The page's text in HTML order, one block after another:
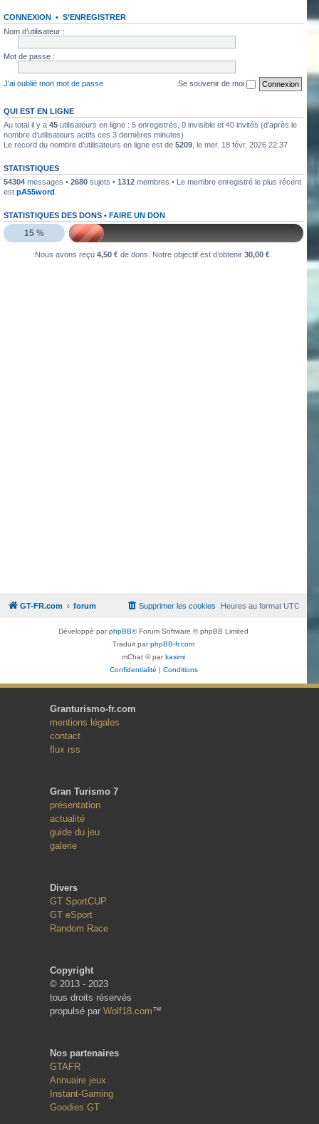
labbethoven• 22 mars 2024, 16:12
Salut Jero, merci de ta réponse je vais faire ça
Bethoven tu peux te présenter et créer un topic pour ton sujet, il se
verra plus facilement que dans le chat
labbethoven•18 mars 2024, 18:32
Hello, des fans d'Alsace Village ? C'est quoi votre record avec une
550PP à peu près ?
CONNEXION • S’ENREGISTRER
Nom d’utilisateur :
Mot de passe :
J’ai oublié mon mot de passe Se souvenir de moi
QUI EST EN LIGNE
Au total il y a 45 utilisateurs en ligne : 5 enregistrés, 0 invisible et 40 invités (d’après le
nombre d’utilisateurs actifs ces 3 dernières minutes)
Le record du nombre d’utilisateurs en ligne est de 5209 , le mer. 18 févr. 2026 22:37
STATISTIQUES
54304 messages • 2680 sujets • 1312 membres • Le membre enregistré le plus récent
est pA55word
STATISTIQUES DES DONS • FAIRE UN DON
15 %
Nous avons reçu4,50 € de dons. Notre objectif est d’obtenir30,00 €
GT-FR.com forum Heures au formatUTC
Supprimer les cookies
Développé parphpBB® Forum Software © phpBB Limited
Traduit parphpBB-fr.com
mChat © parkasimi
Confidentialité | Conditions
Granturismo-fr.com
mentions légales
contact
flux rss
Gran Turismo 7
présentation
actualité
guide du jeu
galerie
Divers
GT SportCUP
GT eSport
Random Race
Copyright
© 2013 - 2023
tous droits réservés
propulsé par Wolf18.com™
Nos partenaires
GTAFR
Annuaire jeux
Instant-Gaming
Goodies GT